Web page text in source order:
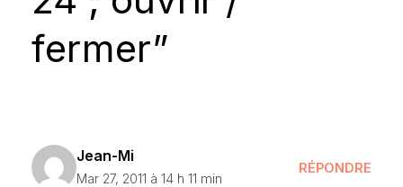
fermer”
Jean-Mi
Mar 27, 2011 à 14 h 11 min
RÉPONDRE